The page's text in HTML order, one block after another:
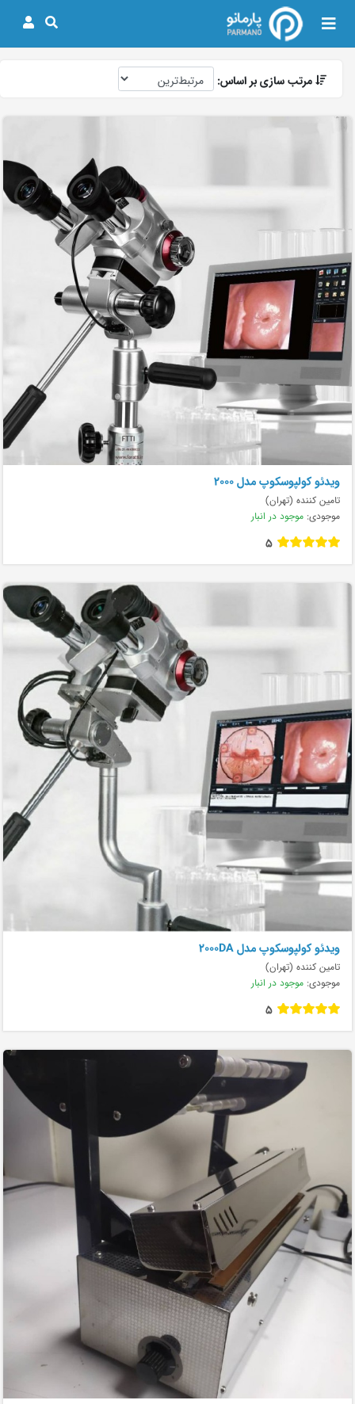
مرتب سازی بر اساس:
ویدئو کولپوسکوپ مدل ۲۰۰۰
تامین کننده (تهران)
موجودی: موجود در انبار
5
ویدئو کولپوسکوپ مدل ۲۰۰۰DA
تامین کننده (تهران)
موجودی: موجود در انبار
5